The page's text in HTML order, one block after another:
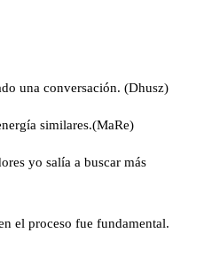
una conversación. (Dhusz)
similares.(MaRe)
yo salía a buscar más
el proceso fue fundamental.